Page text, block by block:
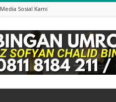
Media Sosial Kami